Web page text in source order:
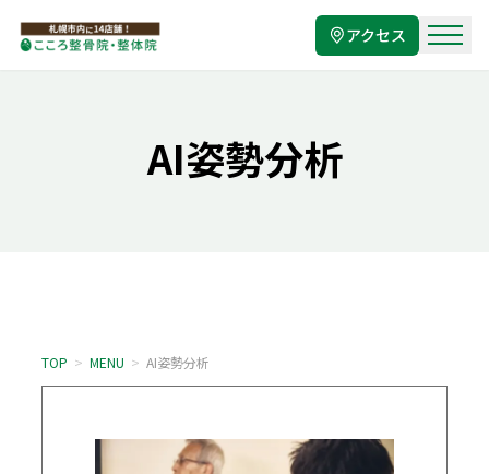
アクセス
AI姿勢分析
TOP > MENU > AI姿勢分析